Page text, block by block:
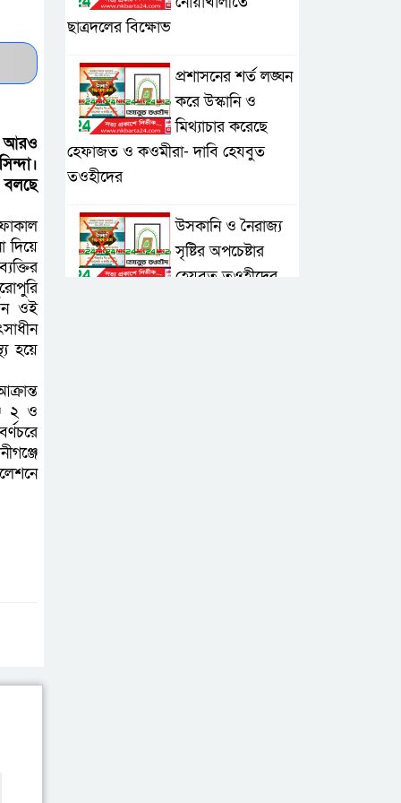
আরও
দিয়ে
ওই
হয়ে
২ ও
ছাত্রদলের বিক্ষোভ
প্রশাসনের শর্ত লঙ্ঘন
করে উস্কানি ও
মিথ্যাচার করেছে
হেফাজত ও কওমীরা- দাবি হেযবুত
তওহীদের
উসকানি ও নৈরাজ্য
সৃষ্টির অপচেষ্টার
হেযবুত তওহীদের